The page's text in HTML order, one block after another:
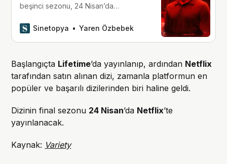
beşinci sezonu, 24 Nisan’da
Sinetopya
Yaren Özbebek
Başlangıçta Lifetime’da yayınlanıp, ardından Netflix
tarafından satın alınan dizi, zamanla platformun en
popüler ve başarılı dizilerinden biri haline geldi.
Dizinin final sezonu 24 Nisan’da Netflix’te
yayınlanacak.
Kaynak: Variety